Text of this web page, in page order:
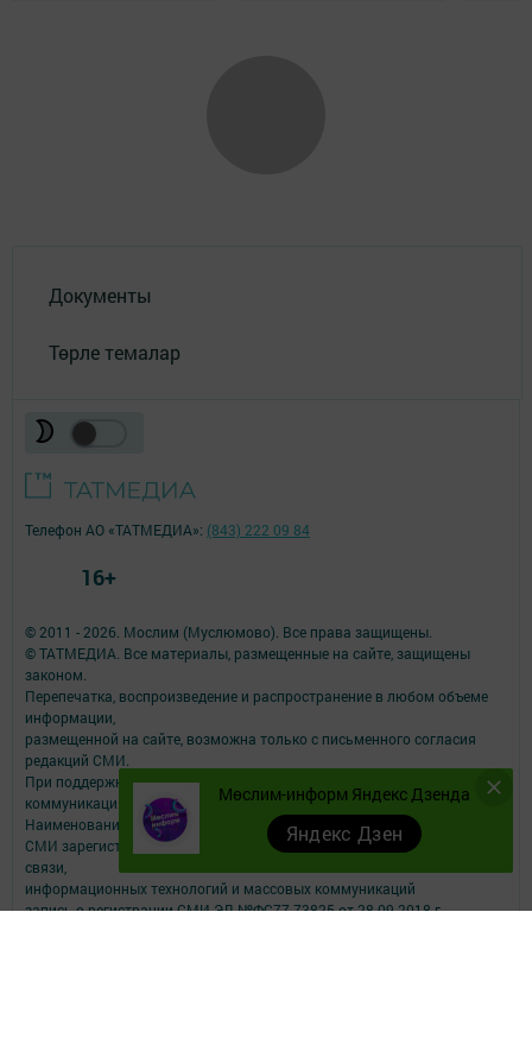
Документы
Төрле темалар
Мөслим-информ Яндекс Дзенда
Яндекс Дзен
© 2011 - 2026. Мослим (Муслюмово). Все права защищены.
© ТАТМЕДИА. Все материалы, размещенные на сайте, защищены
законом.
Перепечатка, воспроизведение и распространение в любом объеме
информации,
размещенной на сайте, возможна только с письменного согласия
редакций СМИ.
При поддержке Республиканского агентства по печати и массовым
коммуникациям.
Наименование СМИ: Мөслим-информ
СМИ зарегистрировано Федеральной службой по надзору в сфере
связи,
информационных технологий и массовых коммуникаций
запись о регистрации СМИ ЭЛ №ФС77-73825 от 28.09.2018 г.
Телефон АО «ТАТМЕДИА»: (843) 222 09 84
16+